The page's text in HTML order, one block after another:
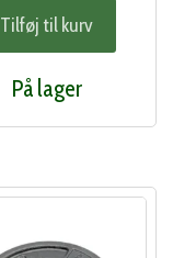
Tilføj til kurv
På lager